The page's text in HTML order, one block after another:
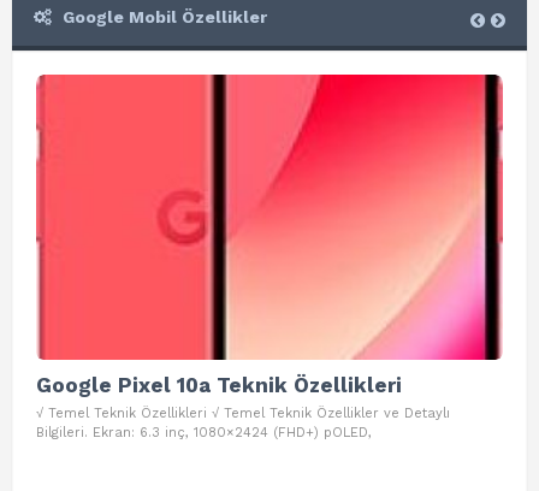
Google Mobil Özellikler
Google Pixel 10a Teknik Özellikleri
√ Temel Teknik Özellikleri √ Temel Teknik Özellikler ve Detaylı
Bilgileri. Ekran: 6.3 inç, 1080×2424 (FHD+) pOLED,